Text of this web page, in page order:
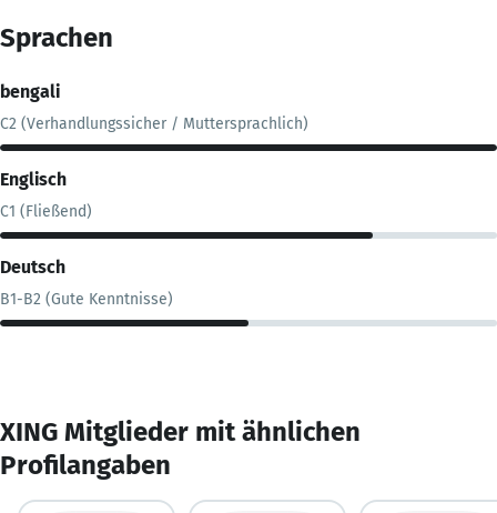
Sprachen
bengali
C2 (Verhandlungssicher / Muttersprachlich)
Englisch
C1 (Fließend)
Deutsch
B1-B2 (Gute Kenntnisse)
XING Mitglieder mit ähnlichen
Profilangaben